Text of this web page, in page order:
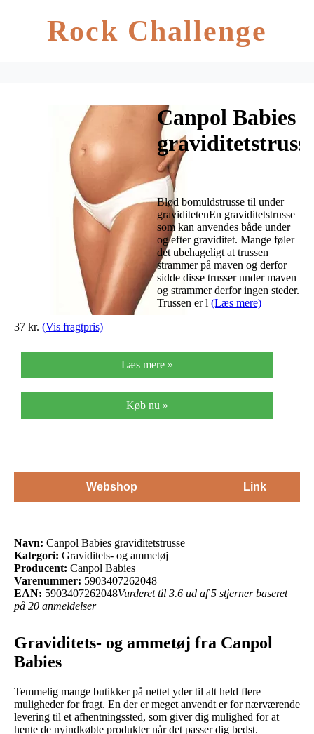
Rock Challenge
Canpol Babies
Blød bomuldstrusse til under
graviditetenEn graviditetstrusse
som kan anvendes både under
og efter graviditet. Mange føler
det ubehageligt at trussen
strammer på maven og derfor
sidde disse trusser under maven
og strammer derfor ingen steder.
Trussen er l (Læs mere)
37 kr. (Vis fragtpris)
Læs mere »
Køb nu »
Webshop Link
Navn: Canpol Babies graviditetstrusse
Kategori: Graviditets- og ammetøj
Producent: Canpol Babies
Varenummer: 5903407262048
EAN: 5903407262048Vurderet til 3.6 ud af 5 stjerner baseret
på 20 anmeldelser
Graviditets- og ammetøj fra Canpol
Babies
Temmelig mange butikker på nettet yder til alt held flere
muligheder for fragt. En der er meget anvendt er for nærværende
levering til et afhentningssted, som giver dig mulighed for at
hente de nyindkøbte produkter når det passer dig bedst.